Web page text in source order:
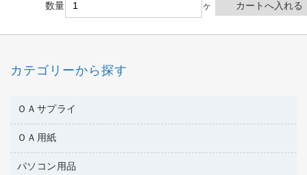
数量 ヶ
カテゴリーから探す
ＯＡサプライ
互換インクカートリッジ
ワープロリボン
ＯＡ用紙
名刺用紙
パソコン用品